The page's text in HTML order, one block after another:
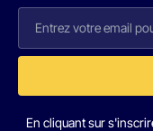
En cliquant sur